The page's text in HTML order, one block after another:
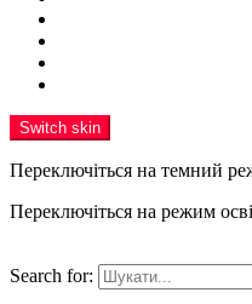
Switch skin
Переключіться на темний
Переключіться на режим
Search for: